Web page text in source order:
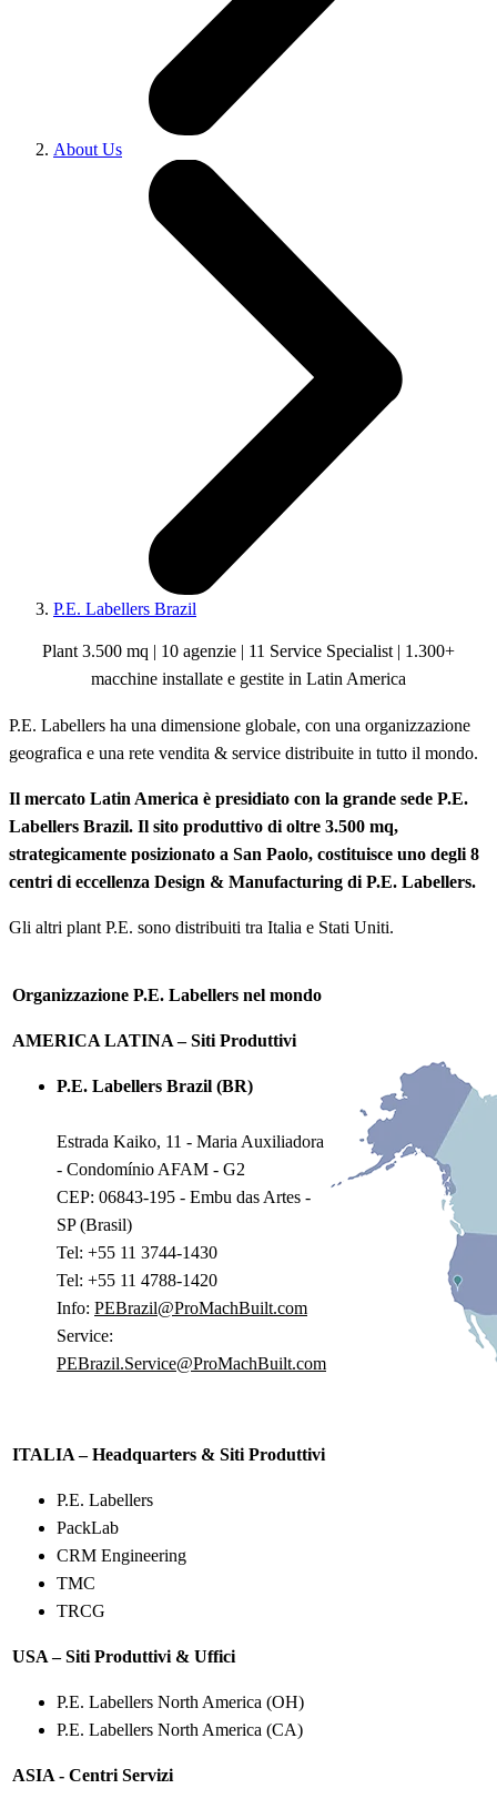
About Us
P.E. Labellers Brazil
Plant 3.500 mq | 10 agenzie | 11 Service Specialist | 1.300+
macchine installate e gestite in Latin America
P.E. Labellers ha una dimensione globale, con una organizzazione
geografica e una rete vendita & service distribuite in tutto il mondo.
Il mercato Latin America è presidiato con la grande sede P.E.
Labellers Brazil. Il sito produttivo di oltre 3.500 mq,
strategicamente posizionato a San Paolo, costituisce uno degli 8
centri di eccellenza Design & Manufacturing di P.E. Labellers.
Gli altri plant P.E. sono distribuiti tra Italia e Stati Uniti.
Organizzazione P.E. Labellers nel mondo
AMERICA LATINA – Siti Produttivi
P.E. Labellers Brazil (BR)
Estrada Kaiko, 11 - Maria Auxiliadora
- Condomínio AFAM - G2
CEP: 06843-195 - Embu das Artes -
SP (Brasil)
Tel: +55 11 3744-1430
Tel: +55 11 4788-1420
Info: PEBrazil@ProMachBuilt.com
Service:
PEBrazil.Service@ProMachBuilt.com
ITALIA – Headquarters & Siti Produttivi
P.E. Labellers
PackLab
CRM Engineering
TMC
TRCG
USA – Siti Produttivi & Uffici
P.E. Labellers North America (OH)
P.E. Labellers North America (CA)
ASIA - Centri Servizi